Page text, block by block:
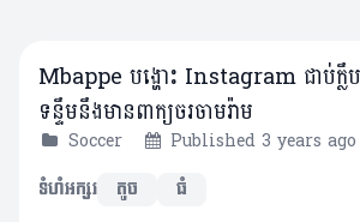
Mbappe បង្ហោះ Instagram ជាប់ក្
ទន្ទឹមនឹងមានពាក្យចរចាមរ៉ាម
Soccer Published 3 years ago
ទំហំអក្សរ
តូច ធំ